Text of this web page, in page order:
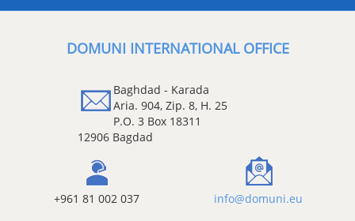
DOMUNI INTERNATIONAL
Baghdad - Karada
Aria. 904, Zip. 8, H. 25
P.O. 3 Box 18311
+961 81 002 037